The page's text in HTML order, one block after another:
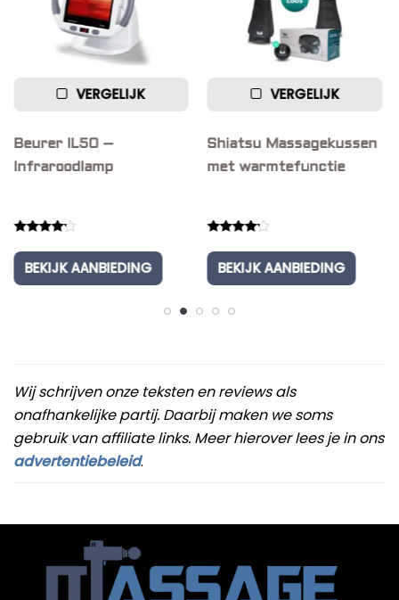
VERGELIJK
IL50 –
of 5
BEKIJK AANBIEDING
VERGELIJK
Shiatsu Massagekussen
met warmtefunctie
4.00
out of 5
BEKIJK AANBIEDING
Wij schrijven onze teksten en reviews als
onafhankelijke partij. Daarbij maken we soms
gebruik van affiliate links. Meer hierover lees je in ons
advertentiebeleid.